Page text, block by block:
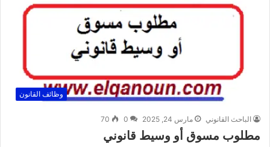
وظائف القانون
الباحث القانوني مارس 24, 2025 0
70
مطلوب مسوق أو وسيط قانوني